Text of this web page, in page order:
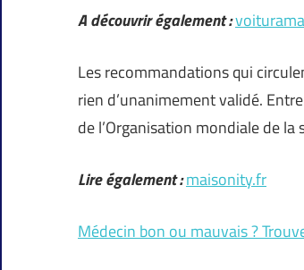
A découvrir également :
Les recommandations qui
rien d’unanimement validé.
de l’Organisation mondiale de
Lire également :maisonity.fr
Médecin bon ou mauvais ?